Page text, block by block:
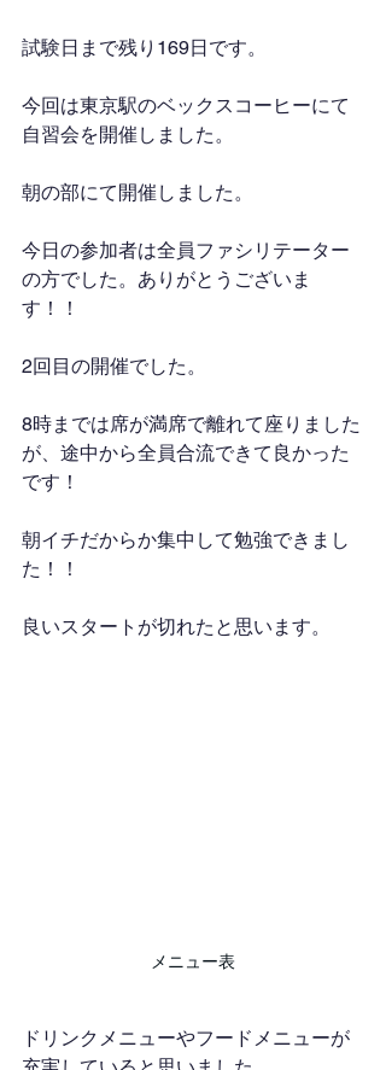
試験日まで残り169日です。
今回は東京駅のベックスコーヒーにて
自習会を開催しました。
朝の部にて開催しました。
今日の参加者は全員ファシリテーター
の方でした。ありがとうございま
す！！
2回目の開催でした。
8時までは席が満席で離れて座りました
が、途中から全員合流できて良かった
です！
朝イチだからか集中して勉強できまし
た！！
良いスタートが切れたと思います。
メニュー表
ドリンクメニューやフードメニューが